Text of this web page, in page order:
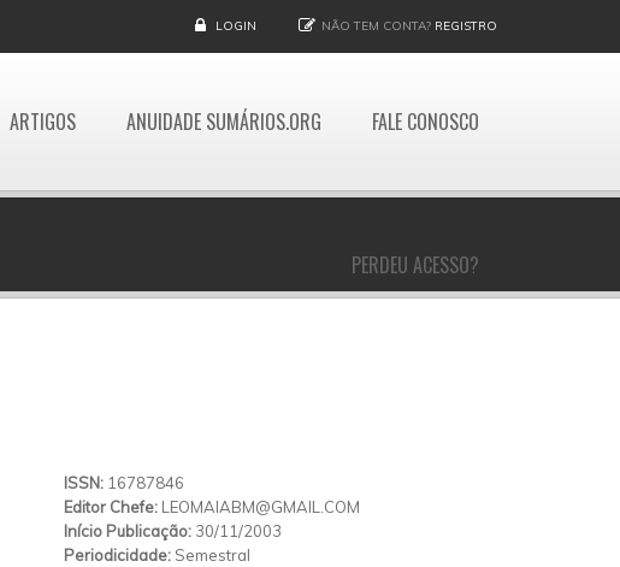
LOGIN NÃO TEM CONTA? REGISTRO
ARTIGOS ANUIDADE SUMÁRIOS.ORG FALE CONOSCO
PERDEU ACESSO?
ISSN: 16787846
Editor Chefe: LEOMAIABM@GMAIL.COM
Início Publicação: 30/11/2003
Periodicidade: Semestral